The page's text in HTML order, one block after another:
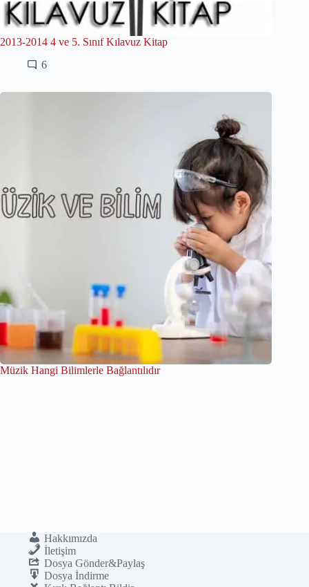
2013-2014 4 ve 5. Sınıf Kılavuz Kitap
6
Müzik Hangi Bilimlerle Bağlantılıdır
Hakkımızda
İletişim
Dosya Gönder&Paylaş
Dosya İndirme